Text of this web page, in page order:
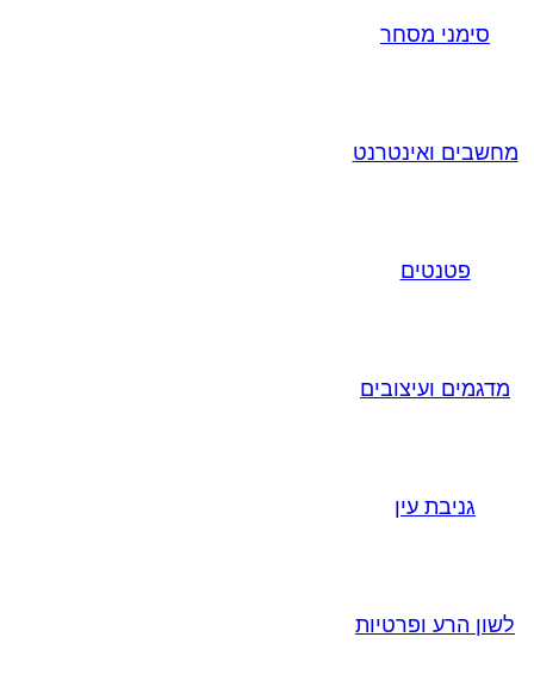
סימני מסחר
מחשבים ואינטרנט
פטנטים
מדגמים ועיצובים
גניבת עין
לשון הרע ופרטיות